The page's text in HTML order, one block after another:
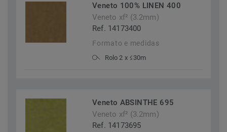
Veneto 100% LINEN 400
Veneto xf² (3.2mm)
Ref. 14173400
Formato e medidas
Rolo 2 x ≤30m
Veneto ABSINTHE 695
Veneto xf² (3.2mm)
Ref. 14173695